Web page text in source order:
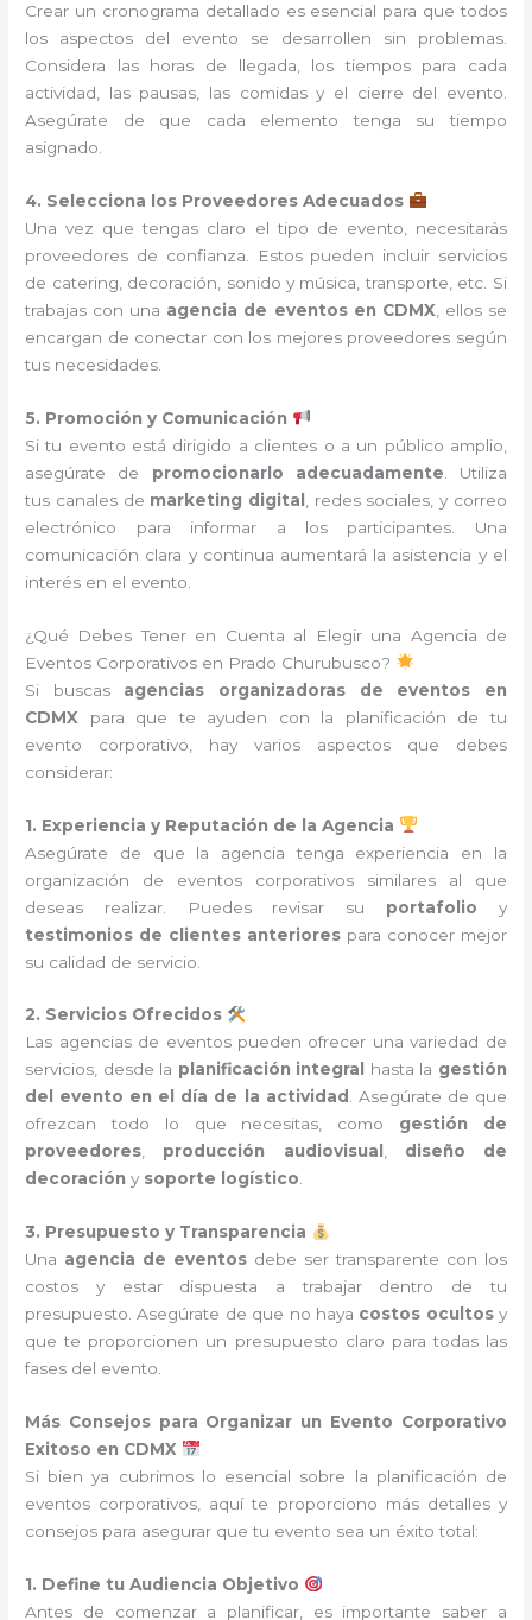
Crear un cronograma detallado es esencial para que todos
los aspectos del evento se desarrollen sin problemas.
Considera las horas de llegada, los tiempos para cada
actividad, las pausas, las comidas y el cierre del evento.
Asegúrate de que cada elemento tenga su tiempo
asignado.
4. Selecciona los Proveedores Adecuados
Una vez que tengas claro el tipo de evento, necesitarás
proveedores de confianza. Estos pueden incluir servicios
de catering, decoración, sonido y música, transporte, etc. Si
trabajas con una agencia de eventos en CDMX , ellos se
encargan de conectar con los mejores proveedores según
tus necesidades.
5. Promoción y Comunicación
Si tu evento está dirigido a clientes o a un público amplio,
asegúrate de promocionarlo adecuadamente . Utiliza
tus canales de marketing digital
, redes sociales, y correo
electrónico para informar a los participantes. Una
comunicación clara y continua aumentará la asistencia y el
interés en el evento.
¿Qué Debes Tener en Cuenta al Elegir una Agencia de
Eventos Corporativos en Prado Churubusco?
Si buscas agencias organizadoras de eventos en
CDMX para que te ayuden con la planificación de tu
evento corporativo, hay varios aspectos que debes
considerar:
1. Experiencia y Reputación de la Agencia
Asegúrate de que la agencia tenga experiencia en la
organización de eventos corporativos similares al que
deseas realizar. Puedes revisar su portafolio y
testimonios de clientes anteriores para conocer mejor
su calidad de servicio.
2. Servicios Ofrecidos
Las agencias de eventos pueden ofrecer una variedad de
servicios, desde la planificación integral hasta la gestión
del evento en el día de la actividad . Asegúrate de que
ofrezcan todo lo que necesitas, como gestión de
proveedores, producción audiovisual , diseño de
decoración y soporte logístico.
3. Presupuesto y Transparencia
Una agencia de eventos debe ser transparente con los
costos y estar dispuesta a trabajar dentro de tu
presupuesto. Asegúrate de que no haya costos ocultosy
que te proporcionen un presupuesto claro para todas las
fases del evento.
Más Consejos para Organizar un Evento Corporativo
Exitoso en CDMX
Si bien ya cubrimos lo esencial sobre la planificación de
eventos corporativos, aquí te proporciono más detalles y
consejos para asegurar que tu evento sea un éxito total:
1. Define tu Audiencia Objetivo
Antes de comenzar a planificar, es importante saber a